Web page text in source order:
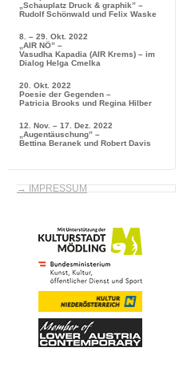
„Schauplatz Druck & graphik” –
Rudolf Schönwald und Felix Waske
8. – 29. Okt. 2022
„AIR NÖ” –
Vasudha Kapadia (AIR Krems) – im
Dialog Helga Cmelka
20. Okt. 2022
Poesie der Gegenden –
Patricia Brooks und Regina Hilber
12. Nov. – 17. Dez. 2022
„Augentäuschung” –
Bettina Beranek und Robert Davis
→ IMPRESSUM